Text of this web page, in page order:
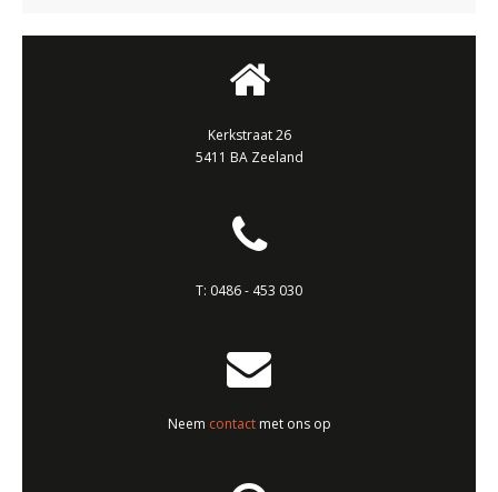
Kerkstraat 26
5411 BA Zeeland
T: 0486 - 453 030
Neem contactmet ons op